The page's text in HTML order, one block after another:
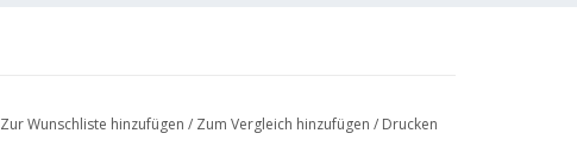
Zur Wunschliste hinzufügen / Zum Vergleich hinzufügen / Drucken